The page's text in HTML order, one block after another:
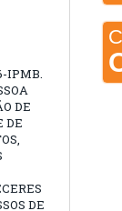
IPMB.
DE
DE
DE